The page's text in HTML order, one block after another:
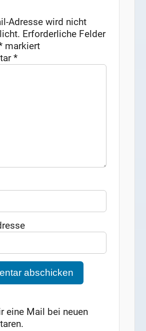
Adresse wird nicht
Erforderliche Felder
markiert
*
eine Mail bei neuen